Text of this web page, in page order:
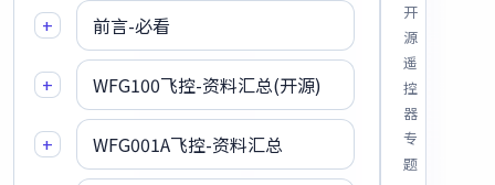
+ 前言-必看
+ WFG100飞控-资料汇总(开源)
+ WFG001A飞控-资料汇总
开
源
遥
控
器
专
题